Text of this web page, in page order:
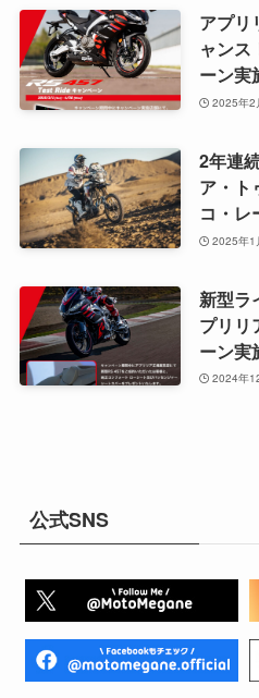
アプリ
ャン
ーン実
2025年2
2年連
ア・ト
コ・レ
2025年1
新型
プリリ
ーン実
2024年
公式SNS